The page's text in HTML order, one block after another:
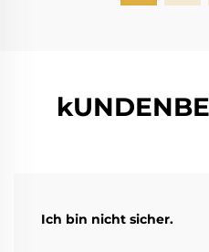
Ich bin nicht sicher.